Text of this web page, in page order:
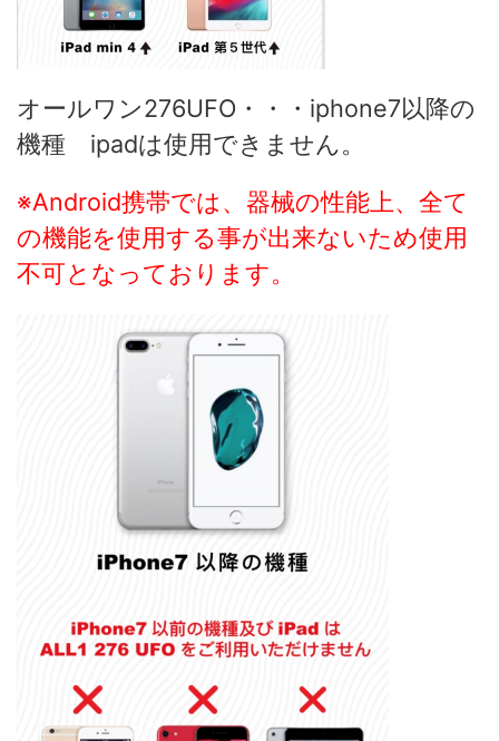
オールワン276UFO・・・iphone7以降の
機種 ipadは使用できません。
※Android携帯では、器械の性能上、全て
の機能を使用する事が出来ないため使用
不可となっております。